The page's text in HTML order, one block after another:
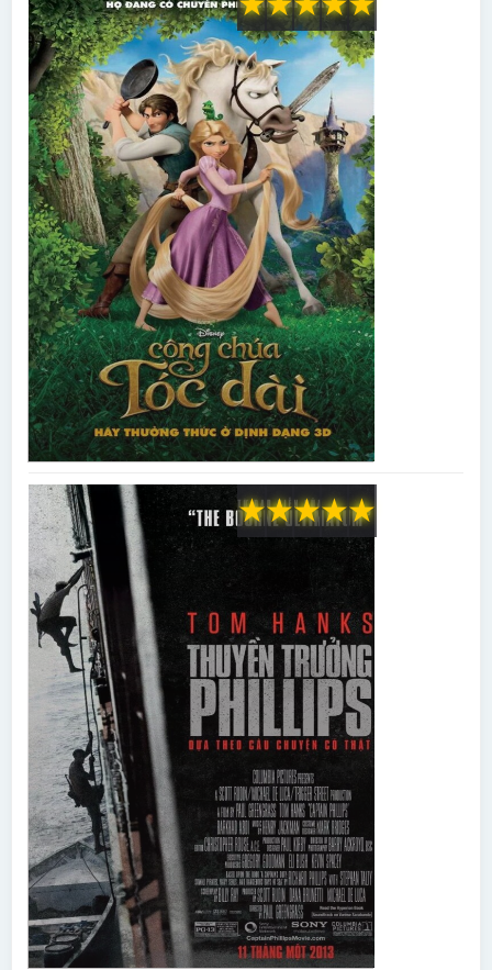
★
★
★
★
★